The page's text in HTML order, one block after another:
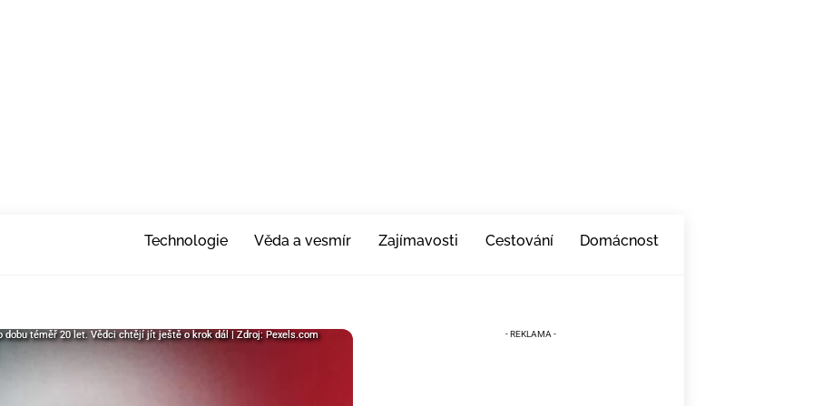
Technologie Věda a vesmír Zajímavosti Cestování Domácnost
dobu téměř 20 let. Vědci chtějí jít ještě o krok dál | Zdroj: Pexels.com
dobu téměř 20 let. Vědci chtějí jít ještě o krok dál | Zdroj: Pexels.com